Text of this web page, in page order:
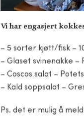
Vi har engasjert
– 5 sorter kjøtt/fisk –
– Glaset svinenakke
– Coscos salat –
– Kald soppsalat –
Ps. det er mulig å